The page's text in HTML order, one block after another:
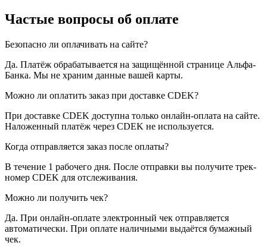
Частые вопросы об оплате
Безопасно ли оплачивать на сайте?
Да. Платёж обрабатывается на защищённой странице Альфа-
Банка. Мы не храним данные вашей карты.
Можно ли оплатить заказ при доставке CDEK?
При доставке CDEK доступна только онлайн-оплата на сайте.
Наложенный платёж через CDEK не используется.
Когда отправляется заказ после оплаты?
В течение 1 рабочего дня. После отправки вы получите трек-
номер CDEK для отслеживания.
Можно ли получить чек?
Да. При онлайн-оплате электронный чек отправляется
автоматически. При оплате наличными выдаётся бумажный
чек.